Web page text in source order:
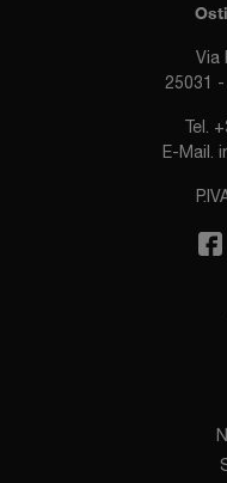
Via
25031
Tel.
E-Mail.